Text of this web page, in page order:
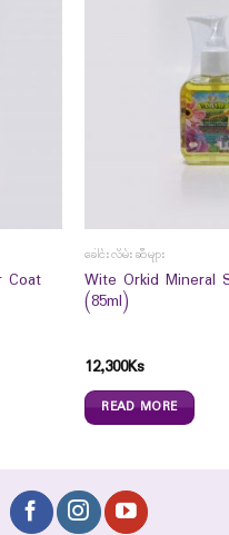
Coat
ခေါင်းလိမ်းဆီများ
Wite Orkid Mineral
(85ml)
12,300Ks
READ MORE